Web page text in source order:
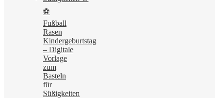
⚽
Fußball
Rasen
Kindergeburtstag
– Digitale
Vorlage
zum
Basteln
für
Süßigkeiten